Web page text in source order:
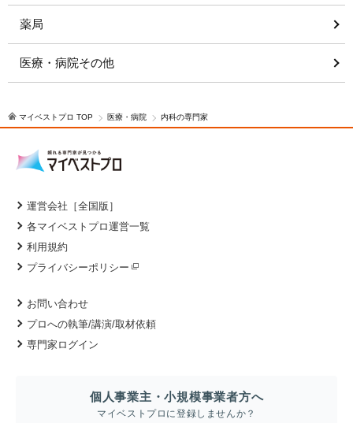
薬局
医療・病院その他
マイベストプロ TOP 医療・病院 内科の専門家
運営会社［全国版］
各マイベストプロ運営一覧
利用規約
プライバシーポリシー
お問い合わせ
プロへの執筆/講演/取材依頼
専門家ログイン
個人事業主・小規模事業者方へ
マイベストプロに登録しませんか？